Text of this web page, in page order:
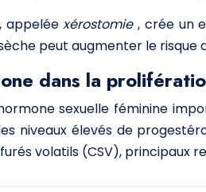
appeléexérostomie, crée un
peut augmenter le
dans la
sexuelle féminine
niveaux élevés de
volatils (CSV), principaux